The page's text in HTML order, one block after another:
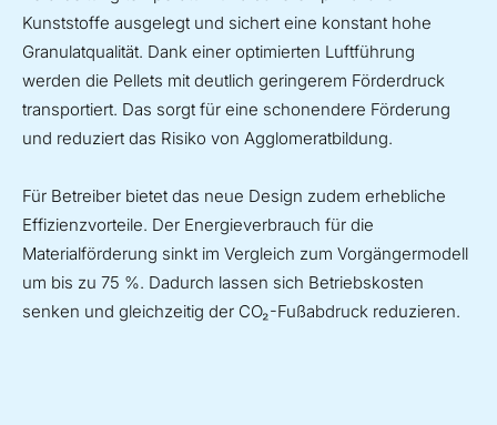
Kunststoffe ausgelegt und sichert eine konstant hohe
Granulatqualität. Dank einer optimierten Luftführung
werden die Pellets mit deutlich geringerem Förderdruck
transportiert. Das sorgt für eine schonendere Förderung
und reduziert das Risiko von Agglomeratbildung.
Für Betreiber bietet das neue Design zudem erhebliche
Effizienzvorteile. Der Energieverbrauch für die
Materialförderung sinkt im Vergleich zum Vorgängermodell
um bis zu 75 %. Dadurch lassen sich Betriebskosten
senken und gleichzeitig der CO₂-Fußabdruck reduzieren.